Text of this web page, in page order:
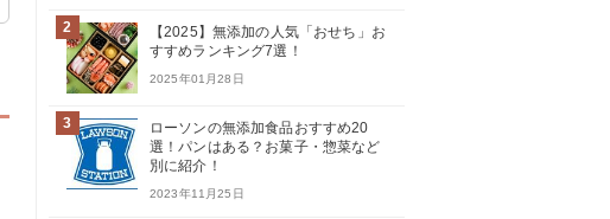
2
【2025】無添加の人気「おせち」お
すすめランキング7選！
2025年01月28日
3
ローソンの無添加食品おすすめ20
選！パンはある？お菓子・惣菜など
別に紹介！
2023年11月25日